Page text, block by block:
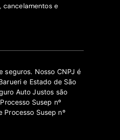
cancelamentos e
seguros. Nosso CNPJ é
e Estado de São
Auto Justos são
Susep nº
Susep nº